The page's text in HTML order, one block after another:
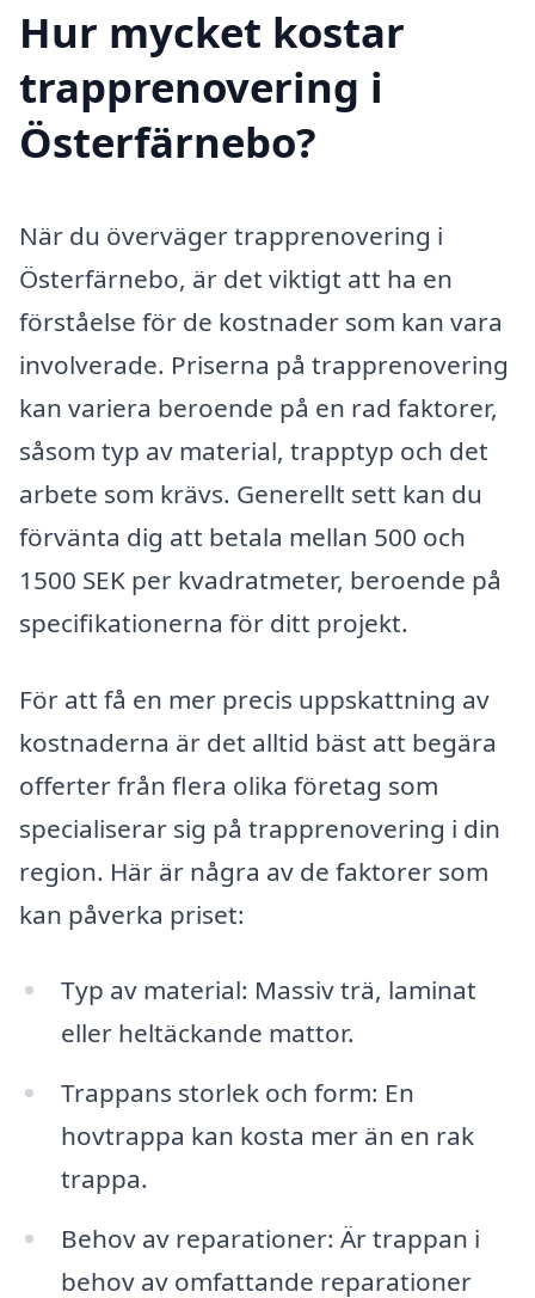
Hur mycket kostar
trapprenovering i
Österfärnebo?
När du överväger trapprenovering i
Österfärnebo, är det viktigt att ha en
förståelse för de kostnader som kan vara
involverade. Priserna på trapprenovering
kan variera beroende på en rad faktorer,
såsom typ av material, trapptyp och det
arbete som krävs. Generellt sett kan du
förvänta dig att betala mellan 500 och
1500 SEK per kvadratmeter, beroende på
specifikationerna för ditt projekt.
För att få en mer precis uppskattning av
kostnaderna är det alltid bäst att begära
offerter från flera olika företag som
specialiserar sig på trapprenovering i din
region. Här är några av de faktorer som
kan påverka priset:
Typ av material: Massiv trä, laminat
eller heltäckande mattor.
Trappans storlek och form: En
hovtrappa kan kosta mer än en rak
trappa.
Behov av reparationer: Är trappan i
behov av omfattande reparationer